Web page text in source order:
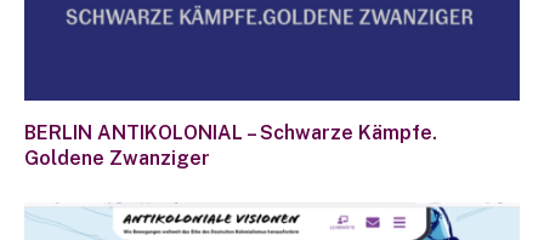
BERLIN ANTIKOLONIAL – Schwarze Kämpfe.
Goldene Zwanziger